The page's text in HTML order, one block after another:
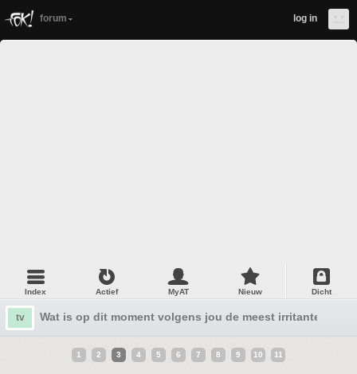
forum log in
Index Actief MyAT Nieuw Dicht
tv Wat is op dit moment volgens jou de meest irritante
1 2 3 4 5 6 7 8 9 10 11